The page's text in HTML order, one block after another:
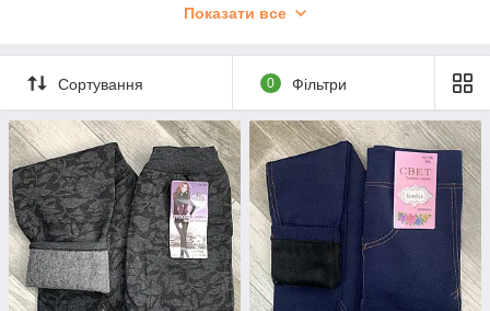
При замовленні до 10 штук - додається символічна націнка
Прохання акцентувати на цьому увагу при спілкуванні з
менеджерами.
Показати все
Сортування 0 Фільтри